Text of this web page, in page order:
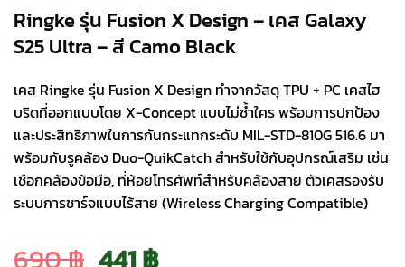
Ringke รุ่น Fusion X Design – เคส Galaxy
S25 Ultra – สี Camo Black
เคส Ringke รุ่น Fusion X Design ทำจากวัสดุ TPU + PC เคสไฮ
บริดที่ออกแบบโดย X-Concept แบบไม่ซ้ำใคร พร้อมการปกป้อง
และประสิทธิภาพในการกันกระแทกระดับ MIL-STD-810G 516.6 มา
พร้อมกับรูคล้อง Duo-QuikCatch สำหรับใช้กับอุปกรณ์เสริม เช่น
เชือกคล้องข้อมือ, ที่ห้อยโทรศัพท์สำหรับคล้องสาย ตัวเคสรองรับ
ระบบการชาร์จแบบไร้สาย (Wireless Charging Compatible)
OriginalCurrent